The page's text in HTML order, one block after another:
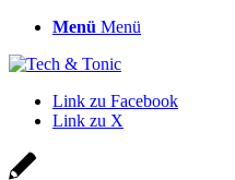
Menü Menü
Link zu Facebook
Link zu X